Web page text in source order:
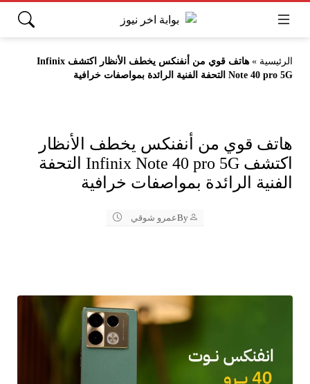
الرئيسية »
هاتف قوي من أنفنكس يخطف الأنظار اكتشف Infinix
Note 40 pro 5G التحفة الفنية الرائدة بمواصفات خرافية
هاتف قوي من أنفنكس يخطف الأنظار
اكتشف Infinix Note 40 pro 5G التحفة
الفنية الرائدة بمواصفات خرافية
Byعمرو شوقي